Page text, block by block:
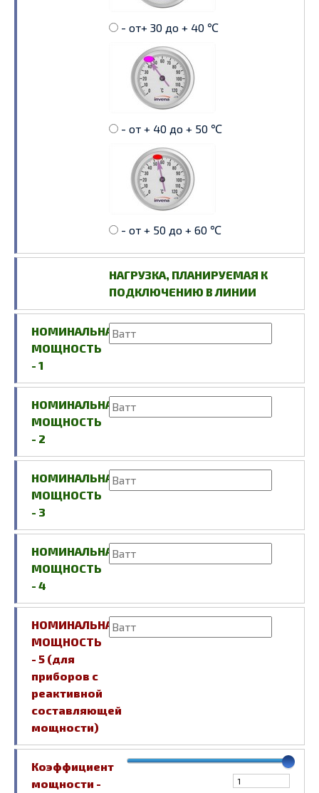
- от+ 30 до + 40 ℃
- от + 40 до + 50 ℃
- от + 50 до + 60 ℃
НАГРУЗКА, ПЛАНИРУЕМАЯ К
ПОДКЛЮЧЕНИЮ В ЛИНИИ
НОМИНАЛЬНАЯ
МОЩНОСТЬ
- 1
НОМИНАЛЬНАЯ
МОЩНОСТЬ
- 2
НОМИНАЛЬНАЯ
МОЩНОСТЬ
- 3
НОМИНАЛЬНАЯ
МОЩНОСТЬ
- 4
НОМИНАЛЬНАЯ
МОЩНОСТЬ
- 5 (для
приборов с
реактивной
составляющей
мощности)
Коэффициент
мощности -